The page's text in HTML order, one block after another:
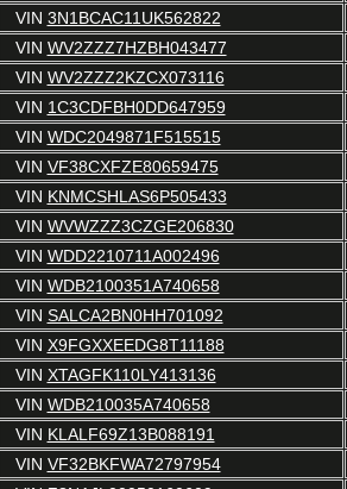
VIN 3N1BCAC11UK562822
VIN WV2ZZZ7HZBH043477
VIN WV2ZZZ2KZCX073116
VIN 1C3CDFBH0DD647959
VIN WDC2049871F515515
VIN VF38CXFZE80659475
VIN KNMCSHLAS6P505433
VIN WVWZZZ3CZGE206830
VIN WDD2210711A002496
VIN WDB2100351A740658
VIN SALCA2BN0HH701092
VIN X9FGXXEEDG8T11188
VIN XTAGFK110LY413136
VIN WDB210035A740658
VIN KLALF69Z13B088191
VIN VF32BKFWA72797954